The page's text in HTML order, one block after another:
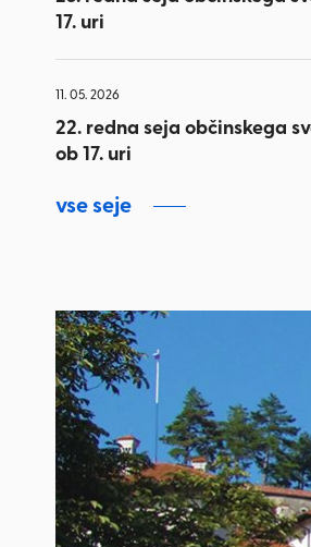
17. uri
11. 05. 2026
22. redna seja občinskega
ob 17. uri
vse seje